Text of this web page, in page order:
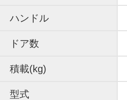
ハンドル
ドア数
積載(kg)
型式